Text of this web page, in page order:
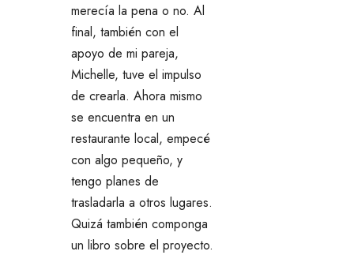
merecía la pena o no. Al
final, también con el
apoyo de mi pareja,
Michelle, tuve el impulso
de crearla. Ahora mismo
se encuentra en un
restaurante local, empecé
con algo pequeño, y
tengo planes de
trasladarla a otros lugares.
Quizá también componga
un libro sobre el proyecto.